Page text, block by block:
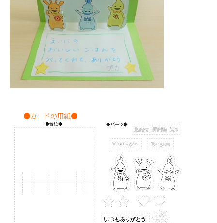
●カードの用紙●